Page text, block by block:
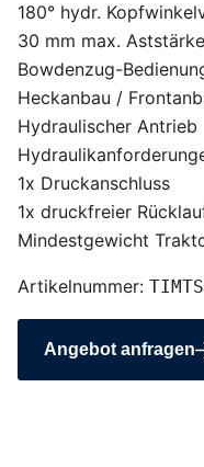
180° hydr.
30 mm max. Aststärke
Bowdenzug-
Heckanbau /
Hydraulischer Antrieb
1x Druckanschluss
1x druckfreier
Mindestgewicht
Artikelnummer:
Angebot anfragen